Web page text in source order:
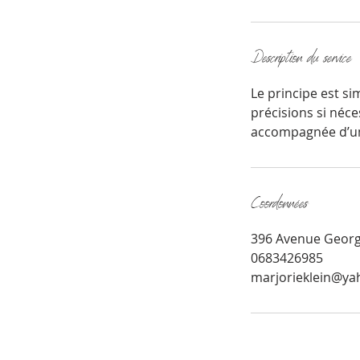
Description du service
Le principe est
précisions si
Coordonnées
396 Avenue
0683426985